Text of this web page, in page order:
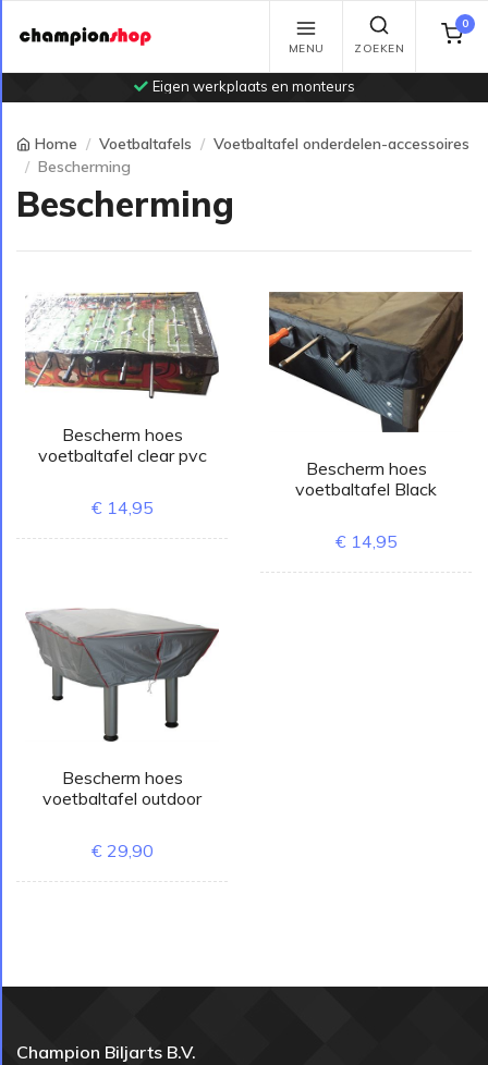
Eigen werkplaats en monteurs
MENU ZOEKEN
0
Home Voetbaltafels
Voetbaltafel onderdelen-accessoires
Bescherming
Bescherming
Bescherm hoes
voetbaltafel clear pvc
€ 14,95
Bescherm hoes
voetbaltafel Black
€ 14,95
Bescherm hoes
voetbaltafel outdoor
€ 29,90
Champion Biljarts B.V.